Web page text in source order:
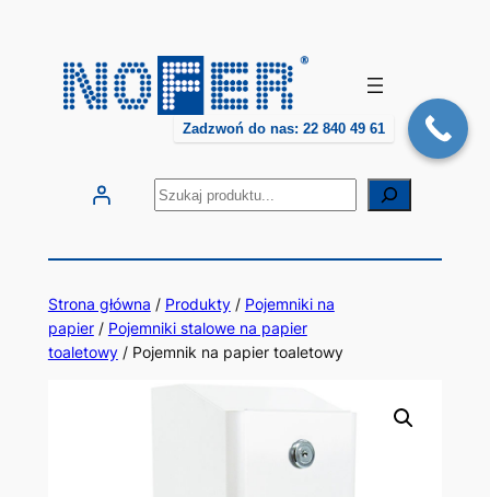
Szukaj
Strona główna / Produkty/ Pojemniki na
papier/ Pojemniki stalowe na papier
toaletowy/ Pojemnik na papier toaletowy
Zadzwoń do nas: 22 840 49 61